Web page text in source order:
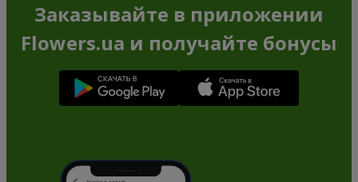
Заказывайте в приложении
Flowers.ua и получайте бонусы